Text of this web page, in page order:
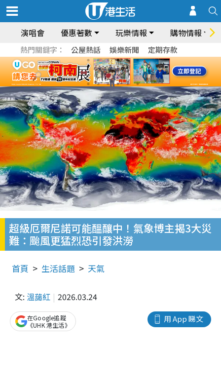
演唱會 優惠著數 玩樂情報 購物情報
熱門關鍵字： 公屋熱話 娛樂新聞 定期存款
超級厄爾尼諾可能醞釀中！氣象博主揭3大災
難：颱風更猛烈恐引發洪澇
首頁 生活話題 天氣
文: 溫藹紅 2026.03.24
用 App 睇文
在Google追蹤
《UHK 港生活》